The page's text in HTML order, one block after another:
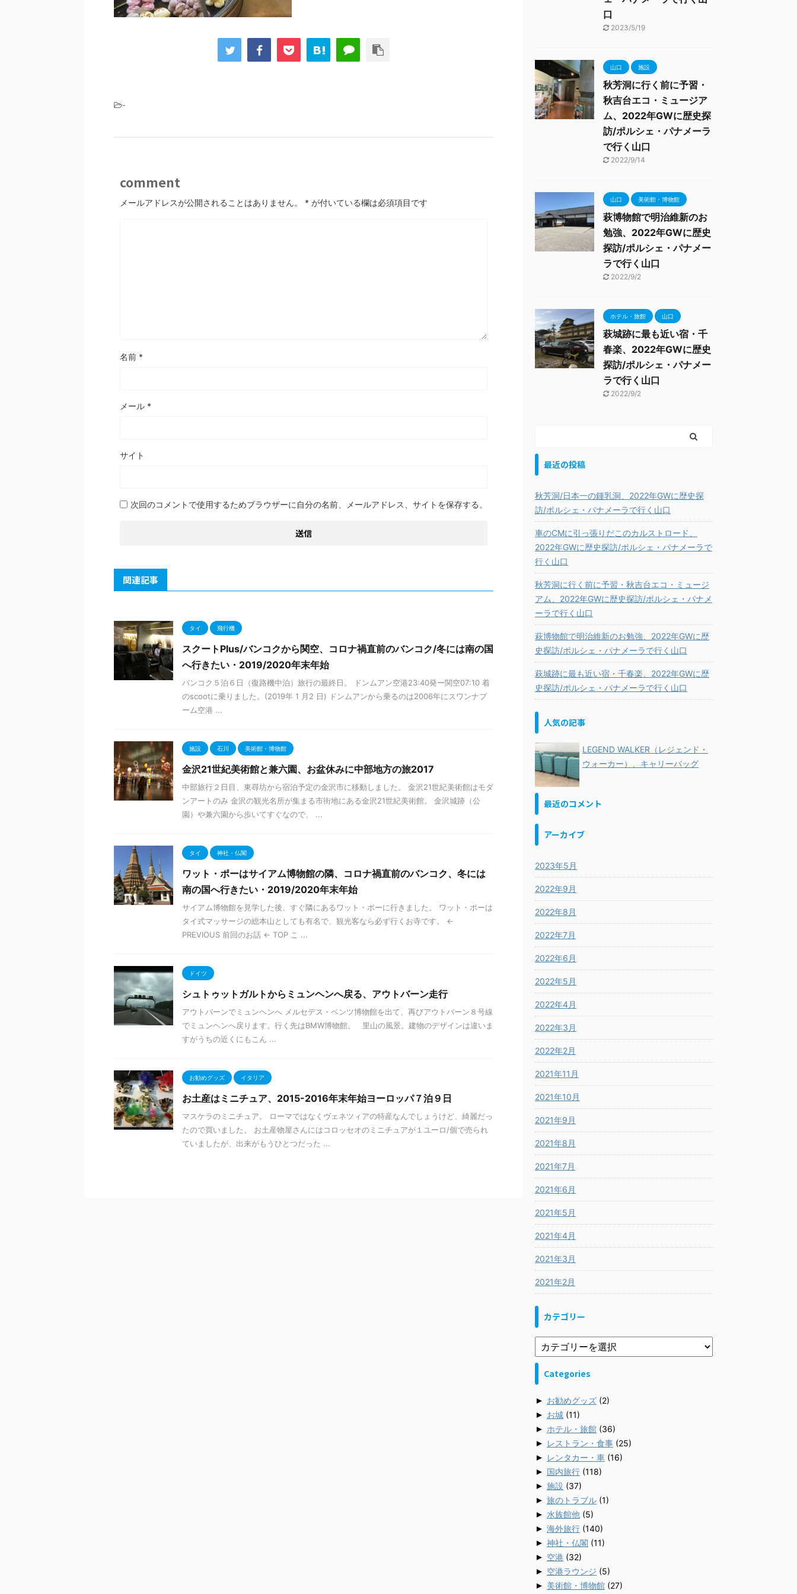
-
comment
メールアドレスが公開されることはありません。 * が付いている欄は必須項目です
名前 *
メール *
サイト
次回のコメントで使用するためブラウザーに自分の名前、メールアドレス、サイトを保存する。
関連記事
タイ 飛行機
スクートPlus/バンコクから関空、コロナ禍直前のバンコク/冬には南の国
へ行きたい・2019/2020年末年始
バンコク５泊６日（復路機中泊）旅行の最終日。 ドンムアン空港23:40発ー関空07:10 着
のscootに乗りました。(2019年 1 月2 日) ドンムアンから乗るのは2006年にスワンナプ
ーム空港 ...
施設 石川 美術館・博物館
金沢21世紀美術館と兼六園、お盆休みに中部地方の旅2017
中部旅行２日目、東尋坊から宿泊予定の金沢市に移動しました。 金沢21世紀美術館はモダ
ンアートのみ 金沢の観光名所が集まる市街地にある金沢21世紀美術館。 金沢城跡（公
園）や兼六園から歩いてすぐなので、 ...
タイ 神社・仏閣
ワット・ポーはサイアム博物館の隣、コロナ禍直前のバンコク、冬には
南の国へ行きたい・2019/2020年末年始
サイアム博物館を見学した後、すぐ隣にあるワット・ポーに行きました。 ワット・ポーは
タイ式マッサージの総本山としても有名で、観光客なら必ず行くお寺です。 ←
PREVIOUS 前回のお話 ← TOP こ ...
ドイツ
シュトゥットガルトからミュンヘンへ戻る、アウトバーン走行
アウトバーンでミュンヘンへ メルセデス・ベンツ博物館を出て、再びアウトバーン８号線
でミュンヘンへ戻ります。行く先はBMW博物館。 里山の風景。建物のデザインは違いま
すがうちの近くにもこん ...
お勧めグッズ イタリア
お土産はミニチュア、2015-2016年末年始ヨーロッパ７泊９日
マスケラのミニチュア。 ローマではなくヴェネツィアの特産なんでしょうけど、綺麗だっ
たので買いました。 お土産物屋さんにはコロッセオのミニチュアが１ユーロ/個で売られ
ていましたが、出来がもうひとつだった ...
口
2023/5/19
山口 施設
秋芳洞に行く前に予習・
秋吉台エコ・ミュージア
ム、2022年GWに歴史探
訪/ポルシェ・パナメーラ
で行く山口
2022/9/14
山口 美術館・博物館
萩博物館で明治維新のお
勉強、2022年GWに歴史
探訪/ポルシェ・パナメー
ラで行く山口
2022/9/2
ホテル・旅館 山口
萩城跡に最も近い宿・千
春楽、2022年GWに歴史
探訪/ポルシェ・パナメー
ラで行く山口
2022/9/2
最近の投稿
秋芳洞/日本一の鍾乳洞、2022年GWに歴史探
訪/ポルシェ・パナメーラで行く山口
車のCMに引っ張りだこのカルストロード、
2022年GWに歴史探訪/ポルシェ・パナメーラで
行く山口
秋芳洞に行く前に予習・秋吉台エコ・ミュージ
アム、2022年GWに歴史探訪/ポルシェ・パナメ
ーラで行く山口
萩博物館で明治維新のお勉強、2022年GWに歴
史探訪/ポルシェ・パナメーラで行く山口
萩城跡に最も近い宿・千春楽、2022年GWに歴
史探訪/ポルシェ・パナメーラで行く山口
人気の記事
LEGEND WALKER（レジェンド・
ウォーカー）、キャリーバッグ
最近のコメント
アーカイブ
2023年5月
2022年9月
2022年8月
2022年7月
2022年6月
2022年5月
2022年4月
2022年3月
2022年2月
2021年11月
2021年10月
2021年9月
2021年8月
2021年7月
2021年6月
2021年5月
2021年4月
2021年3月
2021年2月
カテゴリー
Categories
► お勧めグッズ (2)
► お城 (11)
► ホテル・旅館 (36)
► レストラン・食事 (25)
► レンタカー・車 (16)
► 国内旅行 (118)
► 施設 (37)
► 旅のトラブル (1)
► 水族館他 (5)
► 海外旅行 (140)
► 神社・仏閣 (11)
► 空港 (32)
► 空港ラウンジ (5)
► 美術館・博物館 (27)